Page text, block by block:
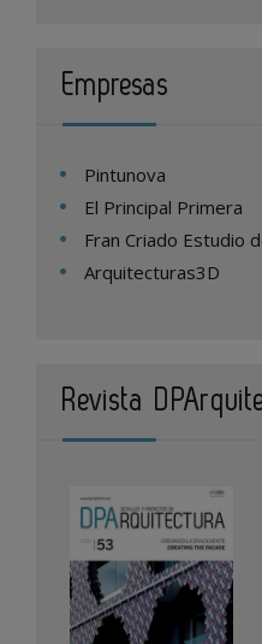
Empresas
Pintunova
El Principal Primera
Fran Criado Estudio
Arquitecturas3D
Revista